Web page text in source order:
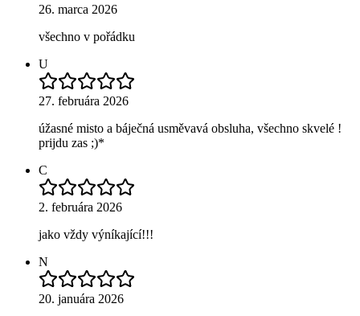
26. marca 2026
všechno v pořádku
U
27. februára 2026
úžasné misto a báječná usměvavá obsluha, všechno skvelé !
prijdu zas ;)*
C
2. februára 2026
jako vždy výníkající!!!
N
20. januára 2026